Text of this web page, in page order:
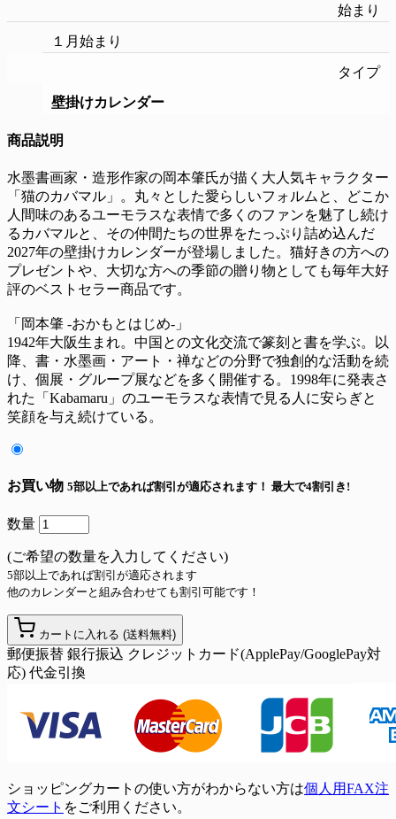
始まり
１月始まり
タイプ
壁掛けカレンダー
商品説明
水墨書画家・造形作家の岡本肇氏が描く大人気キャラクター
「猫のカバマル」。丸々とした愛らしいフォルムと、どこか
人間味のあるユーモラスな表情で多くのファンを魅了し続け
るカバマルと、その仲間たちの世界をたっぷり詰め込んだ
2027年の壁掛けカレンダーが登場しました。猫好きの方への
プレゼントや、大切な方への季節の贈り物としても毎年大好
評のベストセラー商品です。
「岡本肇 -おかもとはじめ-」
1942年大阪生まれ。中国との文化交流で篆刻と書を学ぶ。以
降、書・水墨画・アート・禅などの分野で独創的な活動を続
け、個展・グループ展などを多く開催する。1998年に発表さ
れた「Kabamaru」のユーモラスな表情で見る人に安らぎと
笑顔を与え続けている。
お買い物 5部以上であれば割引が適応されます！ 最大で4割引き!
数量
(ご希望の数量を入力してください)
5部以上であれば割引が適応されます
他のカレンダーと組み合わせても割引可能です！
カートに入れる (送料無料)
郵便振替 銀行振込 クレジットカード(ApplePay/GooglePay対
応) 代金引換
ショッピングカートの使い方がわからない方は個人用FAX注
文シート をご利用ください。